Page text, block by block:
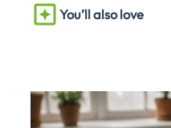
You’ll also love